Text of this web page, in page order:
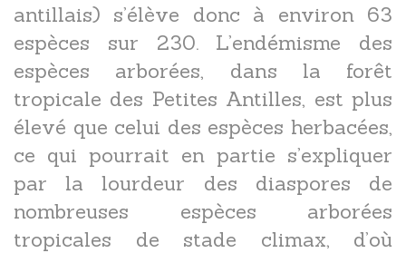
antillais) s’élève donc à environ 63
espèces sur 230. L’endémisme des
espèces arborées, dans la forêt
tropicale des Petites Antilles, est plus
élevé que celui des espèces herbacées,
ce qui pourrait en partie s’expliquer
par la lourdeur des diaspores de
nombreuses espèces arborées
tropicales de stade climax, d’où